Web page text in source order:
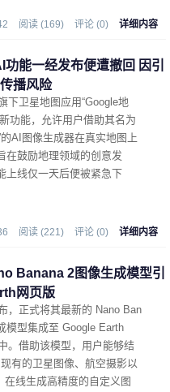
杂任务的全能型助手。
阅读 (169) 评论 (0) 详细内容
能一经发布便遭撤回 因引
播风险
下卫星地图应用“Google地
功能，允许用户借助其名为
的AI图像生成器在真实地图上
在鼓励地理领域的创意发
上线仅一天后便被紧急下
阅读 (221) 评论 (0) 详细内容
Banana 2图像生成模型引
网页版
，正式将其最新的 Nano Ban
模型集成至 Google Earth
。借助该模型，用户能够结
有的卫星图像、航空摄影以
在线生成高精度的自定义图